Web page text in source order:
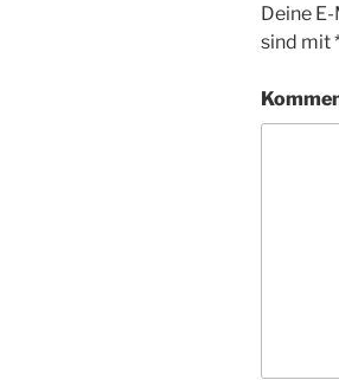
Deine
sind mit